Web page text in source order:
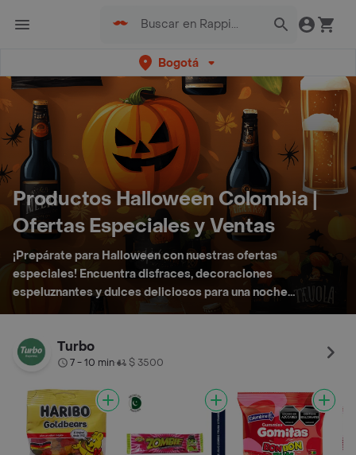
Bogotá
Productos Halloween Colombia |
Ofertas Especiales y Ventas
¡Prepárate para Halloween con nuestras ofertas
especiales! Encuentra disfraces, decoraciones
espeluznantes y dulces deliciosos para una noche
terroríficamente divertida.
Turbo
7 - 10 min• $ 3500